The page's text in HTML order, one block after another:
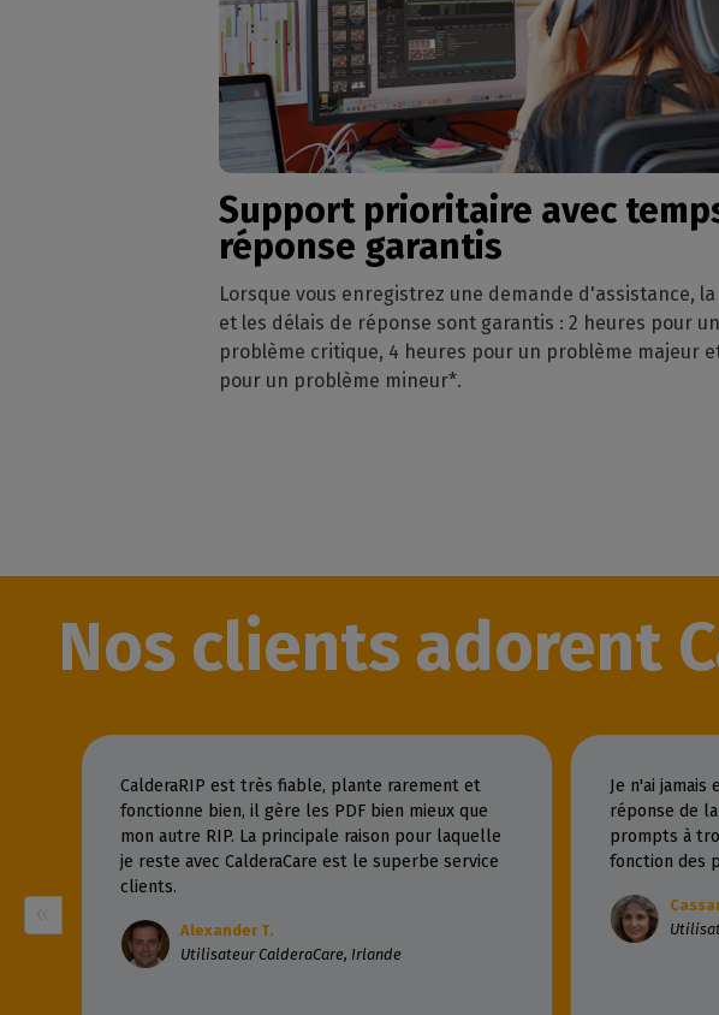
Support prioritaire avec
réponse garantis
Lorsque vous enregistrez une demande d'assistance,
et les délais de réponse sont garantis : 2 heures pour un
problème critique, 4 heures pour un problème majeur
pour un problème mineur*.
Nos clients adorent
CalderaRIP est très fiable, plante rarement et
fonctionne bien, il gère les PDF bien mieux que
mon autre RIP. La principale raison pour laquelle
je reste avec CalderaCare est le superbe service
clients.
Alexander T.
Utilisateur CalderaCare, Irlande
Je n'ai
réponse de
prompts à
fonction des